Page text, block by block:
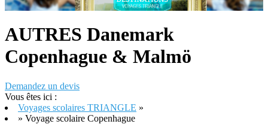
AUTRES Danemark
Copenhague & Malmö
Demandez un devis
Vous êtes ici :
Voyages scolaires TRIANGLE »
» Voyage scolaire Copenhague